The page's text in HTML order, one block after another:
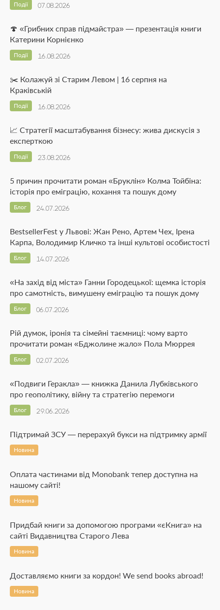
07.08.2026
Події
🍄 «Грибних справ підмайстра» — презентація книги
Катерини Корнієнко
16.08.2026
Події
✂️ Колажуй зі Старим Левом | 16 серпня на
Краківській
16.08.2026
Події
📈 Стратегії масштабування бізнесу: жива дискусія з
експерткою
23.08.2026
Події
5 причин прочитати роман «Бруклін» Колма Тойбіна:
історія про еміграцію, кохання та пошук дому
24.07.2026
Блог
BestsellerFest у Львові: Жан Рено, Артем Чех, Ірена
Карпа, Володимир Кличко та інші культові особистості
14.07.2026
Блог
«На захід від міста» Ганни Городецької: щемка історія
про самотність, вимушену еміграцію та пошук дому
06.07.2026
Блог
Рій думок, іронія та сімейні таємниці: чому варто
прочитати роман «Бджолине жало» Пола Мюррея
02.07.2026
Блог
«Подвиги Геракла» — книжка Данила Лубківського
про геополітику, війну та стратегію перемоги
29.06.2026
Блог
Підтримай ЗСУ — перерахуй букси на підтримку армії
Новина
Оплата частинами від Monobank тепер доступна на
нашому сайті!
Новина
Придбай книги за допомогою програми «єКнига» на
сайті Видавництва Старого Лева
Новина
Доставляємо книги за кордон! We send books abroad!
Новина